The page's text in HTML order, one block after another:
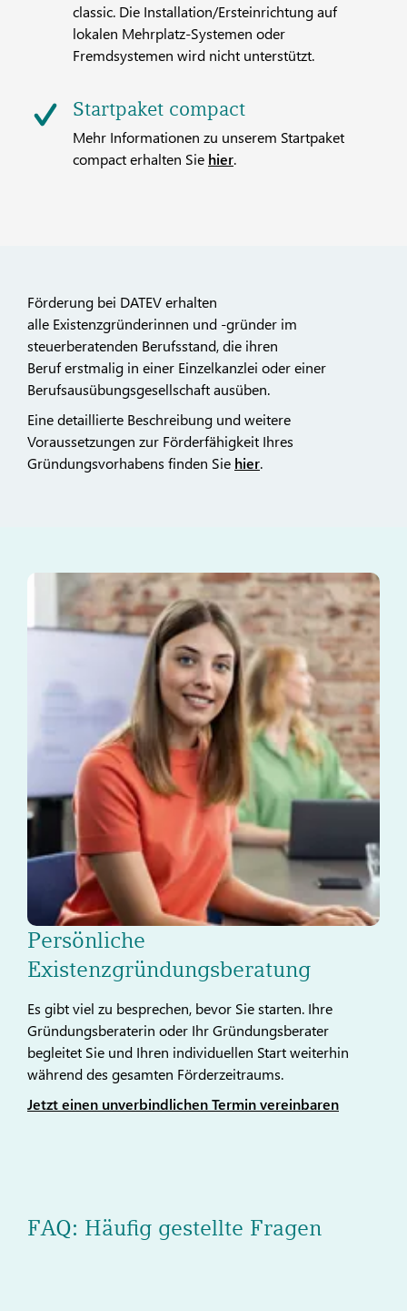
classic. Die Installation/Ersteinrichtung auf
lokalen Mehrplatz-Systemen oder
Fremdsystemen wird nicht unterstützt.
Startpaket compact
Mehr Informationen zu unserem Startpaket
compact erhalten Sie hier.
Förderung bei DATEV erhalten
alle Existenzgründerinnen und -gründer im
steuerberatenden Berufsstand, die ihren
Beruf erstmalig in einer Einzelkanzlei oder einer
Berufsausübungsgesellschaft ausüben.
Eine detaillierte Beschreibung und weitere
Voraussetzungen zur Förderfähigkeit Ihres
Gründungsvorhabens finden Sie hier.
Persönliche
Existenzgründungsberatung
Es gibt viel zu besprechen, bevor Sie starten. Ihre
Gründungsberaterin oder Ihr Gründungsberater
begleitet Sie und Ihren individuellen Start weiterhin
während des gesamten Förderzeitraums.
Jetzt einen unverbindlichen Termin vereinbaren
FAQ: Häufig gestellte Fragen